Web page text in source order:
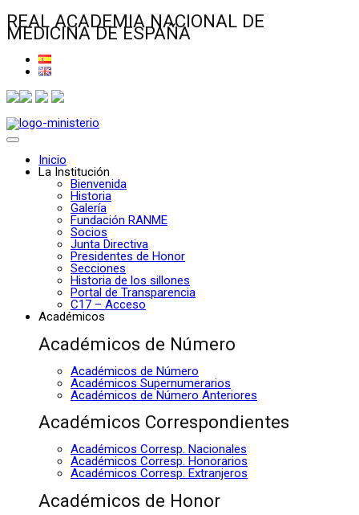
REAL ACADEMIA NACIONAL DE
MEDICINA DE ESPAÑA
Inicio
La Institución
Bienvenida
Historia
Galería
Fundación RANME
Socios
Junta Directiva
Presidentes de Honor
Secciones
Historia de los sillones
Portal de Transparencia
C17 – Acceso
Académicos
Académicos de Número
Académicos de Número
Académicos Supernumerarios
Académicos de Número Anteriores
Académicos Correspondientes
Académicos Corresp. Nacionales
Académicos Corresp. Honorarios
Académicos Corresp. Extranjeros
Académicos de Honor